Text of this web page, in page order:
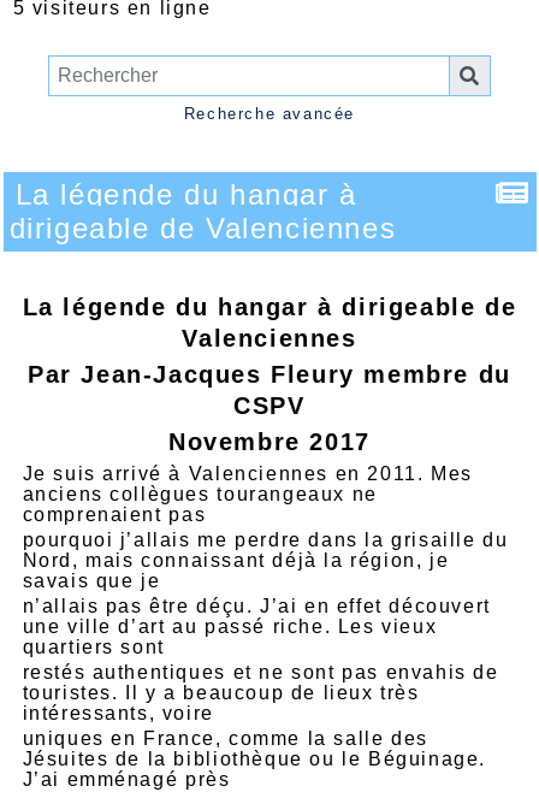
5 visiteurs en ligne
Recherche avancée
La légende du hangar à
dirigeable de Valenciennes
La légende du hangar à dirigeable de
Valenciennes
Par Jean-Jacques Fleury membre du
CSPV
Novembre 2017
Je suis arrivé à Valenciennes en 2011. Mes
anciens collègues tourangeaux ne
comprenaient pas
pourquoi j’allais me perdre dans la grisaille du
Nord, mais connaissant déjà la région, je
savais que je
n’allais pas être déçu. J’ai en effet découvert
une ville d’art au passé riche. Les vieux
quartiers sont
restés authentiques et ne sont pas envahis de
touristes. Il y a beaucoup de lieux très
intéressants, voire
uniques en France, comme la salle des
Jésuites de la bibliothèque ou le Béguinage.
J’ai emménagé près